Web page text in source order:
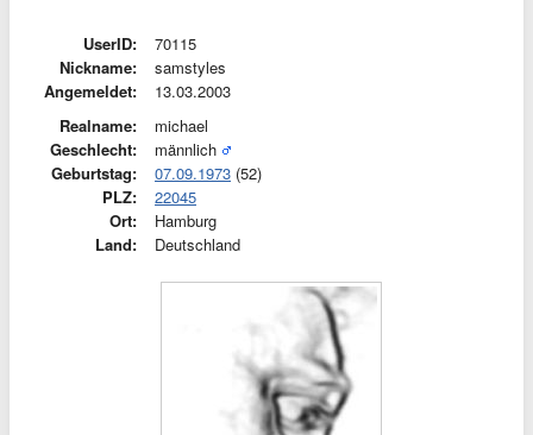
UserID:
70115
Nickname:
samstyles
Angemeldet:
13.03.2003
Realname:
michael
Geschlecht:
männlich
Geburtstag:
07.09.1973 (52)
PLZ:
22045
Ort:
Hamburg
Land:
Deutschland